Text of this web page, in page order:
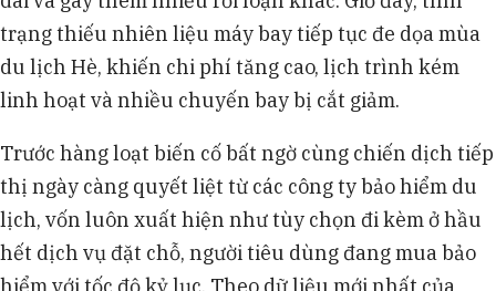
trạng thiếu nhiên liệu máy bay tiếp tục đe dọa mùa
du lịch Hè, khiến chi phí tăng cao, lịch trình kém
linh hoạt và nhiều chuyến bay bị cắt giảm.
Trước hàng loạt biến cố bất ngờ cùng chiến dịch tiếp
thị ngày càng quyết liệt từ các công ty bảo hiểm du
lịch, vốn luôn xuất hiện như tùy chọn đi kèm ở hầu
hết dịch vụ đặt chỗ, người tiêu dùng đang mua bảo